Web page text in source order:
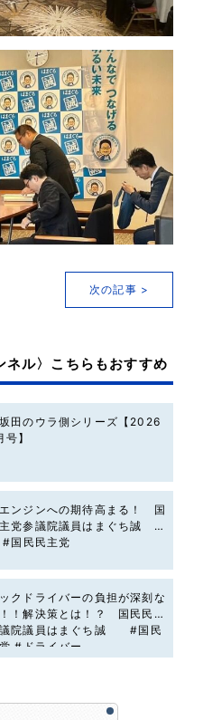
次の記事 >
ネル〉こちらもおすすめ
田のウラ側シリーズ【2026
号】
ンジンへの期待高まる！ 国
党参議院議員はまぐち誠 #
民民主党
クドライバーの負担が深刻な
！解決策とは！？ 国民民主
院議員はまぐち誠 #国民
#ドライバー